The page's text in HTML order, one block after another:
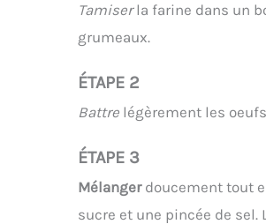
Tamiserla farine dans un
grumeaux.
ÉTAPE 2
Battre légèrement les
ÉTAPE 3
Mélangerdoucement tout
sucre et une pincée de